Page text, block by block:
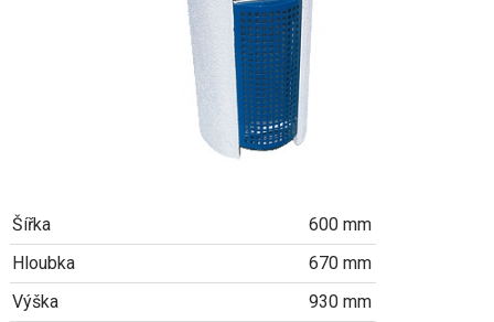
Šířka
600 mm
Hloubka
670 mm
Výška
930 mm